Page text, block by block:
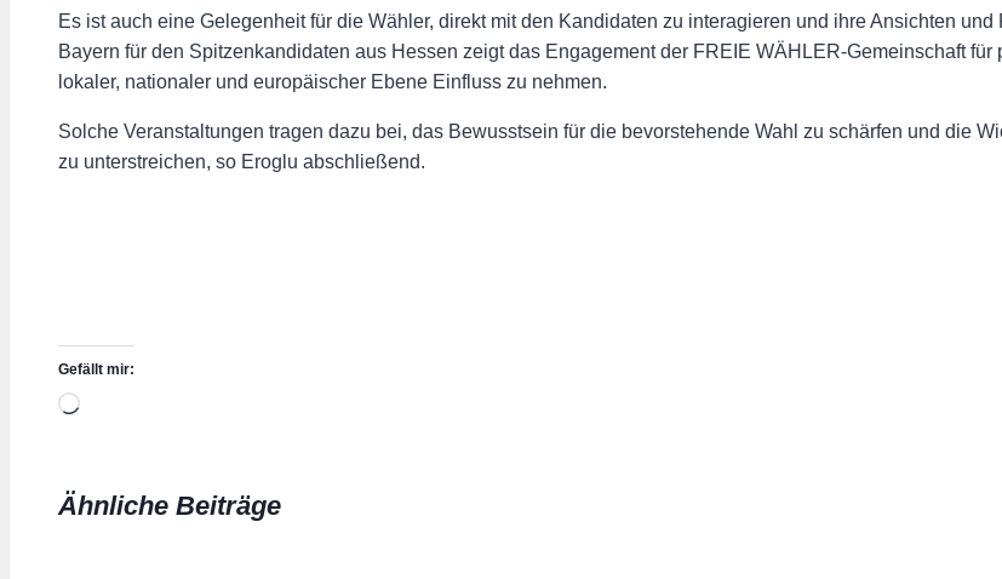
Es ist auch eine Gelegenheit für die Wähler, direkt mit den Kandidaten zu interagieren und ihre Ansichten
Bayern für den Spitzenkandidaten aus Hessen zeigt das Engagement der FREIE WÄHLER-Gemeinschaft
lokaler, nationaler und europäischer Ebene Einfluss zu nehmen.
Solche Veranstaltungen tragen dazu bei, das Bewusstsein für die bevorstehende Wahl zu schärfen und die
zu unterstreichen, so Eroglu abschließend.
Gefällt mir:
Wird
Ähnliche Beiträge